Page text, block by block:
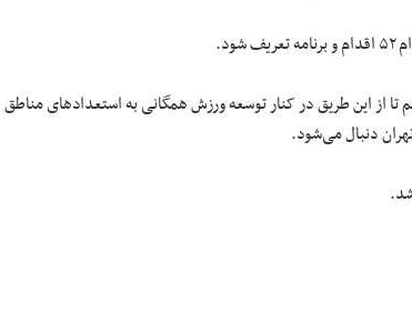
تا از این طریق در کنار توسعه ورزش همگانی به استعداد‌های مناطق
دنبال می‌شود.